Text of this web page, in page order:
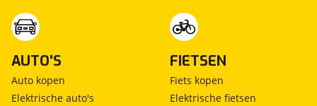
AUTO'S
Auto kopen
Elektrische auto's
FIETSEN
Fiets kopen
Elektrische fietsen